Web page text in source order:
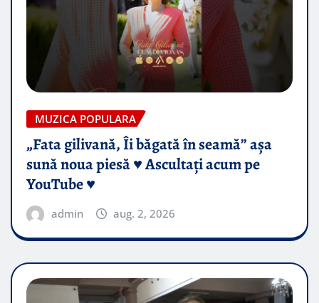
MUZICA POPULARA
„Fata gilivană, Îi băgată în seamă” așa
sună noua piesă ♥️ Ascultați acum pe
YouTube ♥️
admin aug. 2, 2026